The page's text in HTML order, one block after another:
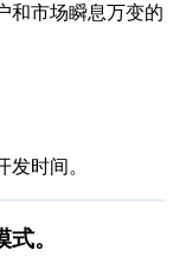
和市场瞬息万变的
时间。
。